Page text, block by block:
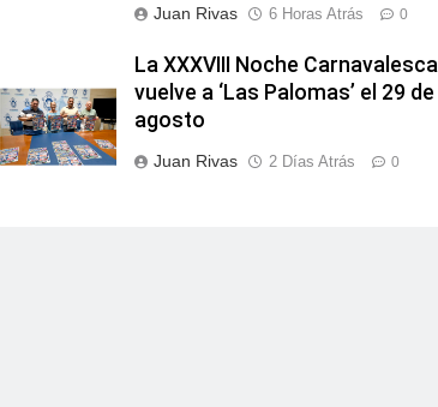
Juan Rivas 6 Horas Atrás 0
La XXXVIII Noche Carnavalesca
vuelve a ‘Las Palomas’ el 29 de
agosto
Juan Rivas 2 Días Atrás 0